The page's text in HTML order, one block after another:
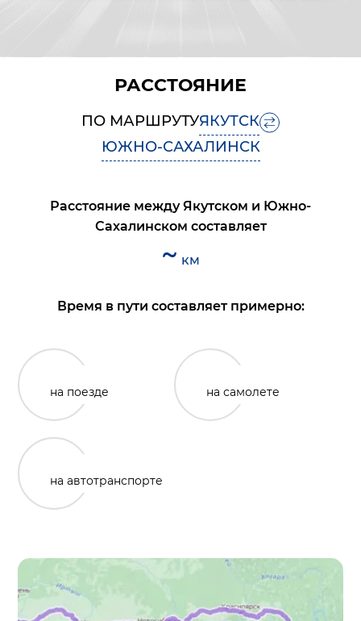
РАССТОЯНИЕ
ПО МАРШРУТУЯКУТСК
ЮЖНО-САХАЛИНСК
Расстояние междуЯкутском и Южно-
Сахалинском составляет
~ км
Время в пути составляет примерно:
на поезде на самолете
на автотранспорте